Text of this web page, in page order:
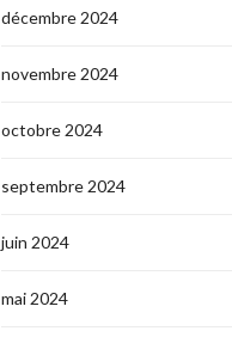
décembre 2024
novembre 2024
octobre 2024
septembre 2024
juin 2024
mai 2024